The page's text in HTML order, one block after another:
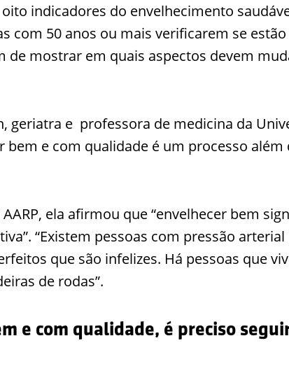
indicadores do envelhecimento
com 50 anos ou mais verificarem se
de mostrar em quais aspectos devem
geriatra e professora de medicina da
bem e com qualidade é um processo além
ela afirmou que “envelhecer bem
“Existem pessoas com pressão
que são infelizes. Há pessoas que
de rodas”.
e com qualidade, é preciso